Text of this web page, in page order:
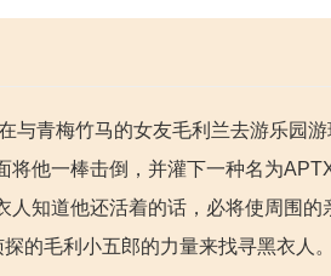
与青梅竹马的女友毛利兰去游乐园
他一棒击倒，并灌下一种名为
知道他还活着的话，必将使周围的
的毛利小五郎的力量来找寻黑衣人。